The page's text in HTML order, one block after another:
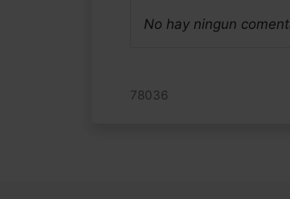
sintomático cuando
neandertal hiperactivo
Fecha: 09/09/2025
No hay ningun
78036